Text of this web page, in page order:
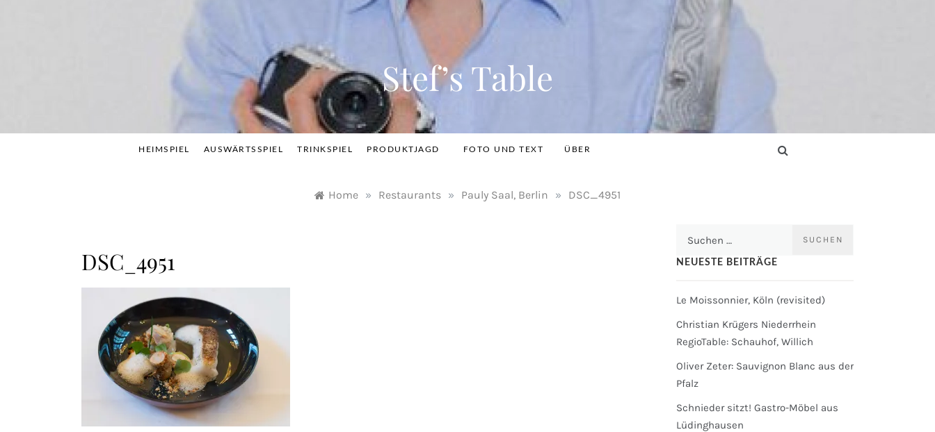
Stef’s Table
HEIMSPIEL AUSWÄRTSSPIEL TRINKSPIEL PRODUKTJAGD FOTO UND TEXT ÜBER
Home » Restaurants » Pauly Saal, Berlin » DSC_4951
DSC_4951 NEUESTE BEITRÄGE
Le Moissonnier, Köln (revisited)
Christian Krügers Niederrhein
RegioTable: Schauhof, Willich
Oliver Zeter: Sauvignon Blanc aus der
Pfalz
Schnieder sitzt! Gastro-Möbel aus
Lüdinghausen